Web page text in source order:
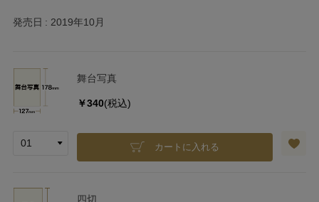
発売日 2019年10月
舞台写真
￥340(税込)
カートに入れる
四切